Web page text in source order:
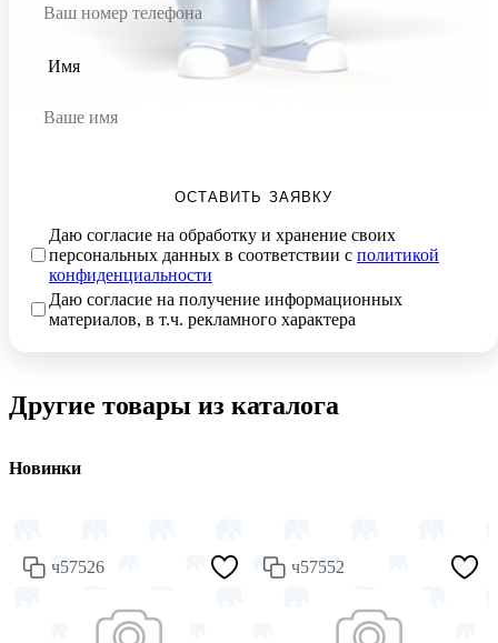
Имя
ОСТАВИТЬ ЗАЯВКУ
Даю согласие на обработку и хранение своих
персональных данных в соответствии с политикой
конфиденциальности
Даю согласие на получение информационных
материалов, в т.ч. рекламного характера
Другие товары из каталога
Новинки
ч57526 ч57552